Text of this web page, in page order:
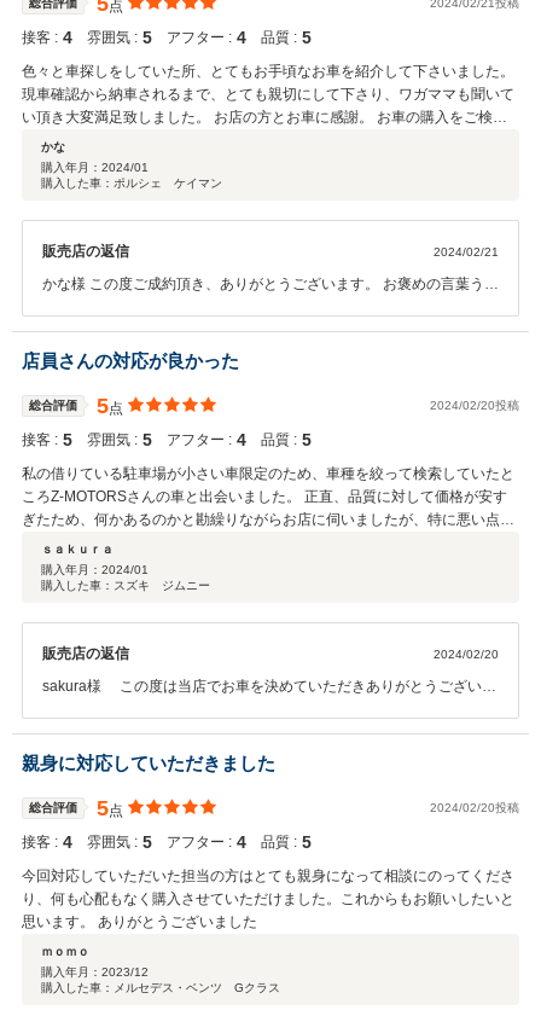
総合評価 点 2024/02/21投稿
接客 : 4 雰囲気 : 5 アフター : 4 品質 : 5
色々と車探しをしていた所、とてもお手頃なお車を紹介して下さいました。
現車確認から納車されるまで、とても親切にして下さり、ワガママも聞いて
い頂き大変満足致しました。 お店の方とお車に感謝。 お車の購入をご検討
中の方、是非、こちらのお店をおすすめ致します。
かな
購入年月： 2024/01
購入した車：ポルシェ ケイマン
販売店の返信 2024/02/21
かな様 この度ご成約頂き、ありがとうございます。 お褒めの言葉うれ
したら、気軽にご相談くださいませ。 ありがとうございます。
店員さんの対応が良かった
総合評価 5点 2024/02/20投稿
接客 : 5 雰囲気 : 5 アフター : 4 品質 : 5
私の借りている駐車場が小さい車限定のため、車種を絞って検索していたと
ころZ-MOTORSさんの車と出会いました。 正直、品質に対して価格が安す
ぎたため、何かあるのかと勘繰りながらお店に伺いましたが、特に悪い点は
なくかなり品質の高いものでした。 店長さんの人柄もよかったのも即決購入
の決め手になりました。 気に入った車があったら早めに決断したほうがよさ
そうです。 また機会があったらこちらで購入させていただきます
ｓａｋｕｒａ
購入年月： 2024/01
購入した車：スズキ ジムニー
販売店の返信 2024/02/20
sakura様 この度は当店でお車を決めていただきありがとうございま
んでいただけますよう努めてまいります！！これからもよろしくお願
い致します★
親身に対応していただきました
総合評価 5点 2024/02/20投稿
接客 : 4 雰囲気 : 5 アフター : 4 品質 : 5
今回対応していただいた担当の方はとても親身になって相談にのってくださ
り、何も心配もなく購入させていただけました。これからもお願いしたいと
思います。 ありがとうございました
ｍｏｍｏ
購入年月： 2023/12
購入した車：メルセデス・ベンツ Gクラス